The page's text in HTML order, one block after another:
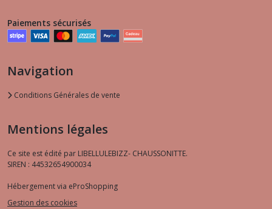
Paiements sécurisés
Navigation
Conditions Générales de vente
Mentions légales
Ce site est édité par LIBELLULEBIZZ- CHAUSSONITTE.
SIREN : 44532654900034
Hébergement via eProShopping
Gestion des cookies